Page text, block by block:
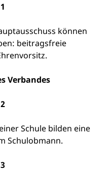
können
beitragsfreie
Verbandes
Schule bilden eine
Schulobmann.